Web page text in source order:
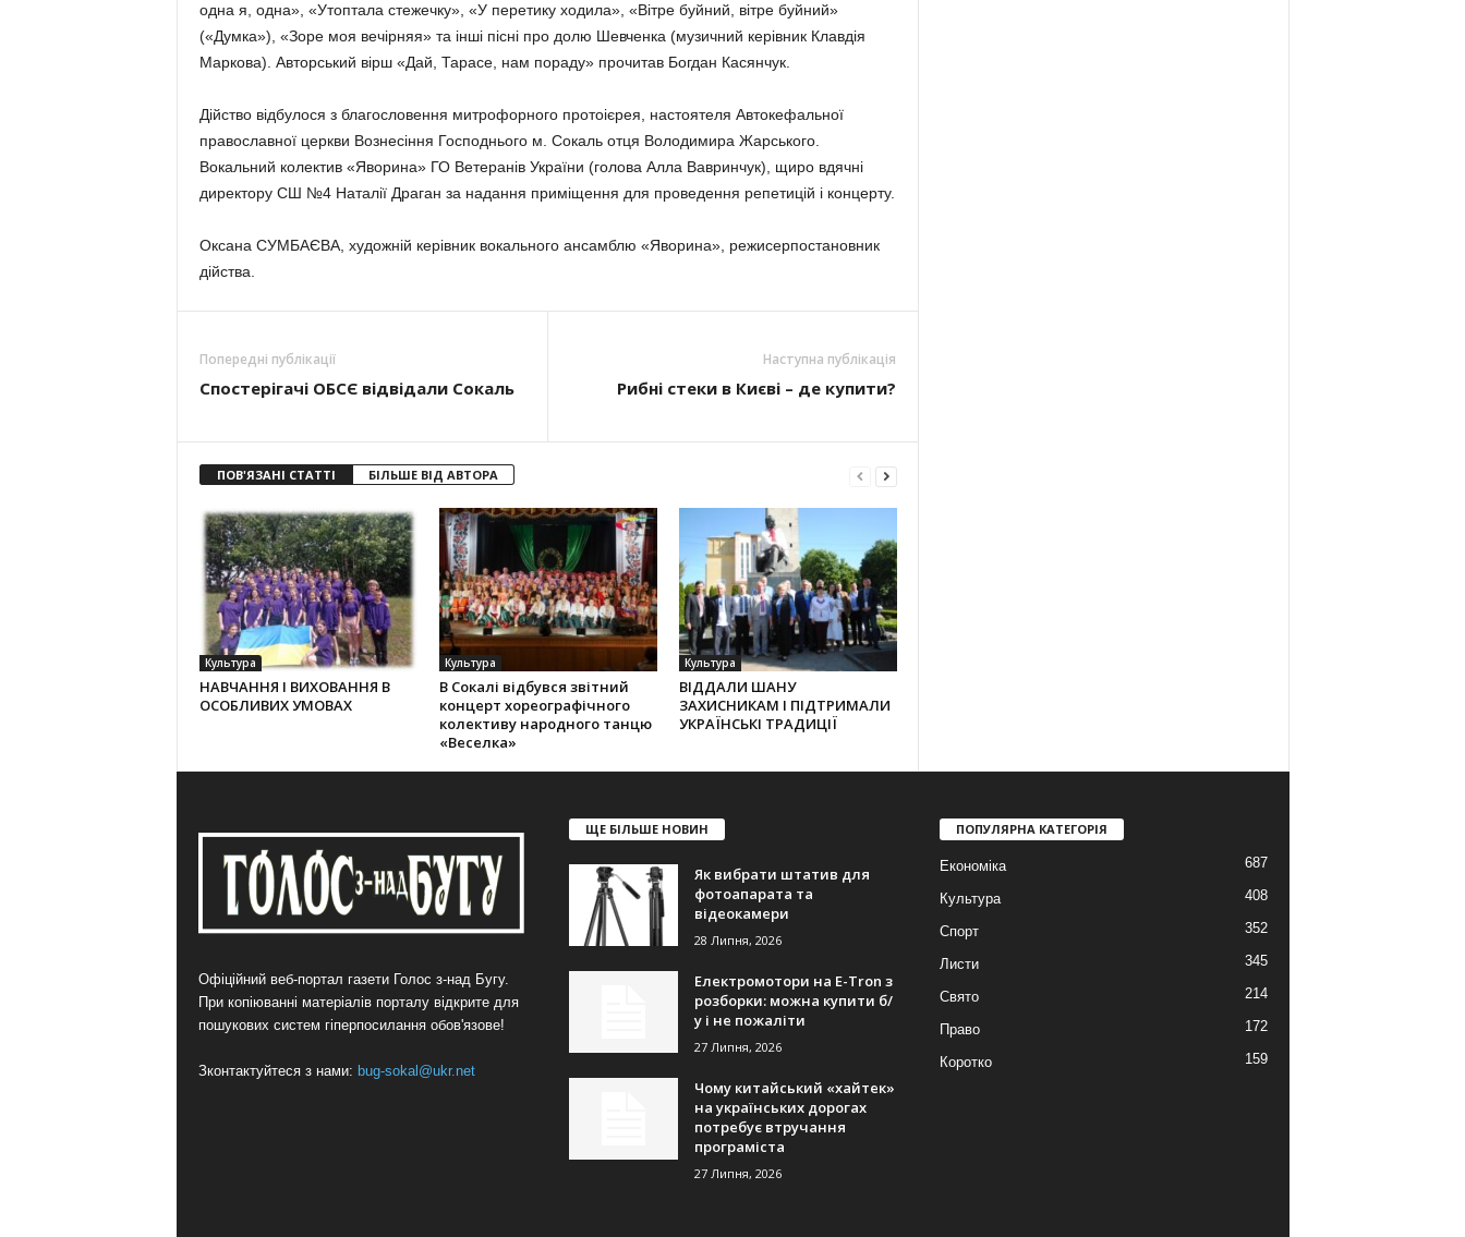
одна я, одна», «Утоптала стежечку», «У перетику ходила», «Вітре буйний, вітре буйний»
(«Думка»), «Зоре моя вечірняя» та інші пісні про долю Шевченка (музичний керівник Клавдія
Маркова). Авторський вірш «Дай, Тарасе, нам пораду» прочитав Богдан Касянчук.
Дійство відбулося з благословення митрофорного протоієрея, настоятеля Автокефальної
православної церкви Вознесіння Господнього м. Сокаль отця Володимира Жарського.
Вокальний колектив «Яворина» ГО Ветеранів України (голова Алла Вавринчук), щиро вдячні
директору СШ №4 Наталії Драган за надання приміщення для проведення репетицій і концерту.
Оксана СУМБАЄВА, художній керівник вокального ансамблю «Яворина», режисерпостановник
дійства.
Попередні публікації
Спостерігачі ОБСЄ відвідали Сокаль
Наступна публікація
Рибні стеки в Києві – де купити?
ПОВ'ЯЗАНІ СТАТТІ БІЛЬШЕ ВІД АВТОРА
Культура
НАВЧАННЯ І ВИХОВАННЯ В
ОСОБЛИВИХ УМОВАХ
Культура
В Сокалі відбувся звітний
концерт хореографічного
колек­тиву народного танцю
«Веселка»
Культура
ВІДДАЛИ ШАНУ
ЗАХИСНИКАМ І ПІДТРИМАЛИ
УКРАЇНСЬКІ ТРАДИЦІЇ
Офіційний веб-портал газети Голос з-над Бугу.
При копіюванні матеріалів порталу відкрите для
пошукових систем гіперпосилання обов'язове!
Зконтактуйтеся з нами: bug-sokal@ukr.net
ЩЕ БІЛЬШЕ НОВИН
Як вибрати штатив для
фотоапарата та
відеокамери
28 Липня, 2026
Електромотори на E-Tron з
розборки: можна купити б/
у і не пожаліти
27 Липня, 2026
Чому китайський «хайтек»
на українських дорогах
потребує втручання
програміста
27 Липня, 2026
ПОПУЛЯРНА КАТЕГОРІЯ
Економіка 687
Культура 408
Спорт 352
Листи 345
Свято 214
Право 172
Коротко 159